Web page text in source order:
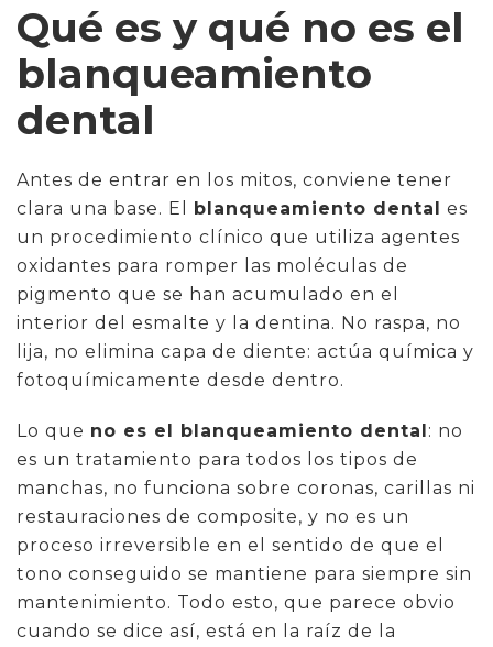
Qué es y qué no es el
blanqueamiento
dental
Antes de entrar en los mitos, conviene tener
clara una base. El blanqueamiento dental es
un procedimiento clínico que utiliza agentes
oxidantes para romper las moléculas de
pigmento que se han acumulado en el
interior del esmalte y la dentina. No raspa, no
lija, no elimina capa de diente: actúa química y
fotoquímicamente desde dentro.
Lo que no es el blanqueamiento dental: no
es un tratamiento para todos los tipos de
manchas, no funciona sobre coronas, carillas ni
restauraciones de composite, y no es un
proceso irreversible en el sentido de que el
tono conseguido se mantiene para siempre sin
mantenimiento. Todo esto, que parece obvio
cuando se dice así, está en la raíz de la